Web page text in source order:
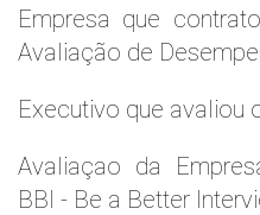
Empresa que
Avaliação de
Executivo que avaliou
Avaliaçao da
BBI - Be a Better